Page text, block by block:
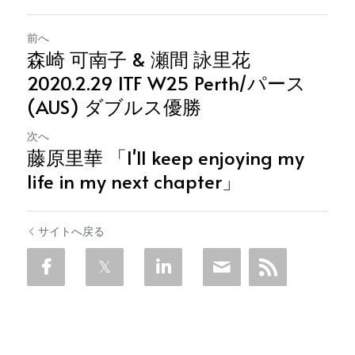
前へ
森崎 可南子 & 瀬間 詠里花
2020.2.29 ITF W25 Perth/パース
(AUS) ダブルス優勝
次へ
藤原里華 「I'll keep enjoying my
life in my next chapter」
サイトへ戻る